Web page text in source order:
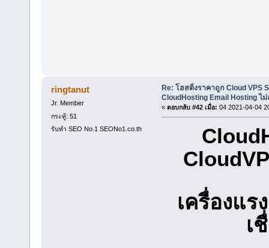
ringtanut
Jr. Member
กระทู้: 51
รับทำ SEO No.1 SEONo1.co.th
Re: โฮสติ้งราคาถูก Cloud VPS
CloudHosting Email Hosting ไ
« ตอบกลับ #42 เมื่อ: 04 2021-04-04
เครื่องแ
เ